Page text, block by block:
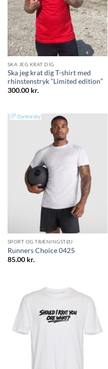
SKA JEG KRAT DIG
rhinstenstryk “Limited edition”
300.00 kr.
SPORT OG TRÆNINGSTØJ
Runners Choice 0425
85.00kr.